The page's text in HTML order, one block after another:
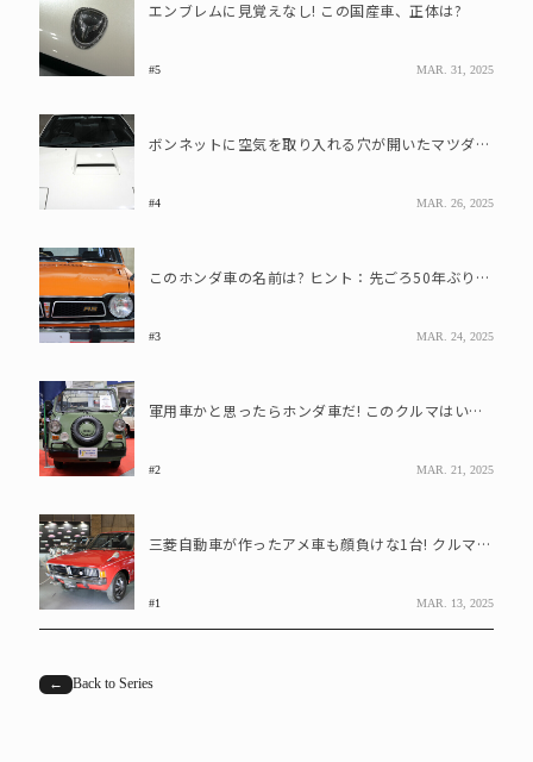
エンブレムに見覚えなし! この国産車、正体は?
#5 MAR. 31, 2025
ボンネットに空気を取り入れる穴が開いたマツダ車は珍しい? このクルマの正体は
#4 MAR. 26, 2025
このホンダ車の名前は? ヒント：先ごろ50年ぶりの復活を果たした車名です
#3 MAR. 24, 2025
軍用車かと思ったらホンダ車だ! このクルマはいったい?
#2 MAR. 21, 2025
三菱自動車が作ったアメ車も顔負けな1台! クルマの名前は?
#1 MAR. 13, 2025
← Back to Series